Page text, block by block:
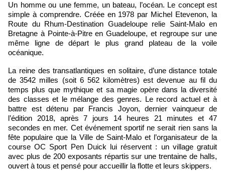
Un homme ou une femme, un bateau, l’océan. Le concept est
simple à comprendre. Créée en 1978 par Michel Etevenon, la
Route du Rhum-Destination Guadeloupe relie Saint-Malo en
Bretagne à Pointe-à-Pitre en Guadeloupe, et regroupe sur une
même ligne de départ le plus grand plateau de la voile
océanique.
La reine des transatlantiques en solitaire, d’une distance totale
de 3542 milles (soit 6 562 kilomètres) est devenue au fil du
temps plus que mythique et sa magie opère dans la diversité
des classes et le mélange des genres. Le record actuel et à
battre est détenu par Francis Joyon, dernier vainqueur de
l’édition 2018, après 7 jours 14 heures 21 minutes et 47
secondes en mer. Cet événement sportif ne serait rien sans la
fête populaire que la Ville de Saint-Malo et l’organisateur de la
course OC Sport Pen Duick lui réservent : un village gratuit
avec plus de 200 exposants répartis sur une trentaine de halls,
ouvert à tous et pensé pour accueillir la flotte et leurs skippers.